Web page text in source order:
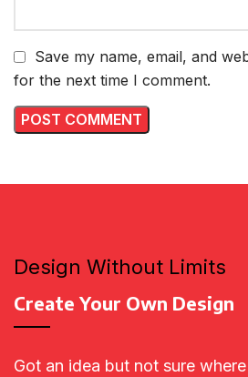
Save my name, email, and
for the next time I comment.
Design Without Limits
Create Your Own Design
Got an idea but not sure